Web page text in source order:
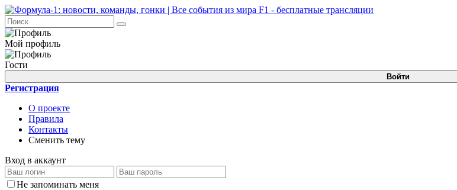
Мой профиль
Гости
Войти
Регистрация
О проекте
Правила
Контакты
Сменить тему
Вход в аккаунт
Не запоминать меня